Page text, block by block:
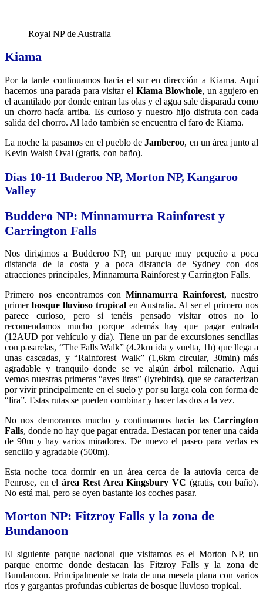
Royal NP de Australia
Kiama
Por la tarde continuamos hacia el sur en dirección a Kiama. Aquí
hacemos una parada para visitar el Kiama Blowhole, un agujero en
el acantilado por donde entran las olas y el agua sale disparada como
un chorro hacía arriba. Es curioso y nuestro hijo disfruta con cada
salida del chorro. Al lado también se encuentra el faro de Kiama.
La noche la pasamos en el pueblo deJamberoo, en un área junto al
Kevin Walsh Oval (gratis, con baño).
Días 10-11 Buderoo NP, Morton NP, Kangaroo
Valley
Buddero NP: Minnamurra Rainforest y
Carrington Falls
Nos dirigimos a Budderoo NP, un parque muy pequeño a poca
distancia de la costa y a poca distancia de Sydney con dos
atracciones principales, Minnamurra Rainforest y Carrington Falls.
Primero nos encontramos conMinnamurra Rainforest, nuestro
primer bosque lluvioso tropical en Australia. Al ser el primero nos
parece curioso, pero si tenéis pensado visitar otros no lo
recomendamos mucho porque además hay que pagar entrada
(12AUD por vehículo y día). Tiene un par de excursiones sencillas
con pasarelas, “The Falls Walk” (4.2km ida y vuelta, 1h) que llega a
unas cascadas, y “Rainforest Walk” (1,6km circular, 30min) más
agradable y tranquilo donde se ve algún árbol milenario. Aquí
vemos nuestras primeras “aves liras” (lyrebirds), que se caracterizan
por vivir principalmente en el suelo y por su larga cola con forma de
“lira”. Estas rutas se pueden combinar y hacer las dos a la vez.
No nos demoramos mucho y continuamos hacia las Carrington
Falls, donde no hay que pagar entrada. Destacan por tener una caída
de 90m y hay varios miradores. De nuevo el paseo para verlas es
sencillo y agradable (500m).
Esta noche toca dormir en un área cerca de la autovía cerca de
Penrose, en elárea Rest Area Kingsbury VC (gratis, con baño).
No está mal, pero se oyen bastante los coches pasar.
Morton NP: Fitzroy Falls y la zona de
Bundanoon
El siguiente parque nacional que visitamos es el Morton NP, un
parque enorme donde destacan las Fitzroy Falls y la zona de
Bundanoon. Principalmente se trata de una meseta plana con varios
ríos y gargantas profundas cubiertas de bosque lluvioso tropical.